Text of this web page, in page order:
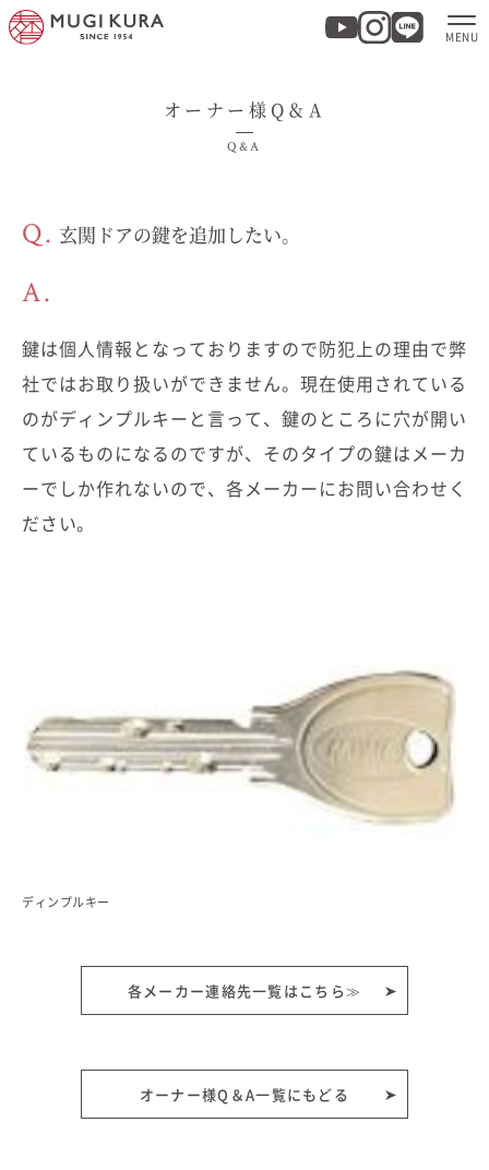
モデルハウス
商品紹介
実例集・お客様の声
家づくりについて
オーナー様Q&A
資料請求
お電話での
1806
オーナー様Q＆A
Q&A
Q. 玄関ドアの鍵を追加したい。
A.
鍵は個人情報となっておりますので防犯上の理由で弊
社ではお取り扱いができません。現在使用されている
のがディンプルキーと言って、鍵のところに穴が開い
ているものになるのですが、そのタイプの鍵はメーカ
ーでしか作れないので、各メーカーにお問い合わせく
ださい。
ディンプルキー
各メーカー連絡先一覧はこちら≫
オーナー様Q＆A一覧にもどる